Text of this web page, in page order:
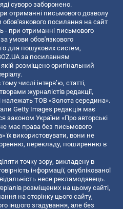
суворо заборонено.
отриманні письмового дозволу
обов'язкового посилання на сайт
- при отриманні письмового
умови обов'язкового
для пошукових систем,
за посиланням
якій розміщено оригінальний
числі інтерв’ю, статті,
журналістів редакції,
належать ТОВ «Золота середина».
Getty Images редакція має
законом України «Про авторські
не має права без письмового
їх використовувати, вони не
перекладу, поширенню в
точку зору, викладену в
інформації, опублікованої
несе рекламодавець.
розміщених на цьому сайті,
на сторінку цього сайту,
іншого згадування, але без